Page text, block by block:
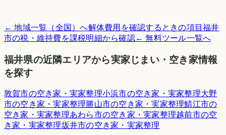
← 地域一覧（全国）へ解体費用を確認するときの項目福井
市の税・維持費を課税明細から確認← 無料ツール一覧へ
福井県の近隣エリアから実家じまい・空き家情報
を探す
敦賀市の空き家・実家整理小浜市の空き家・実家整理大野
市の空き家・実家整理勝山市の空き家・実家整理鯖江市の
空き家・実家整理あわら市の空き家・実家整理越前市の空
き家・実家整理坂井市の空き家・実家整理